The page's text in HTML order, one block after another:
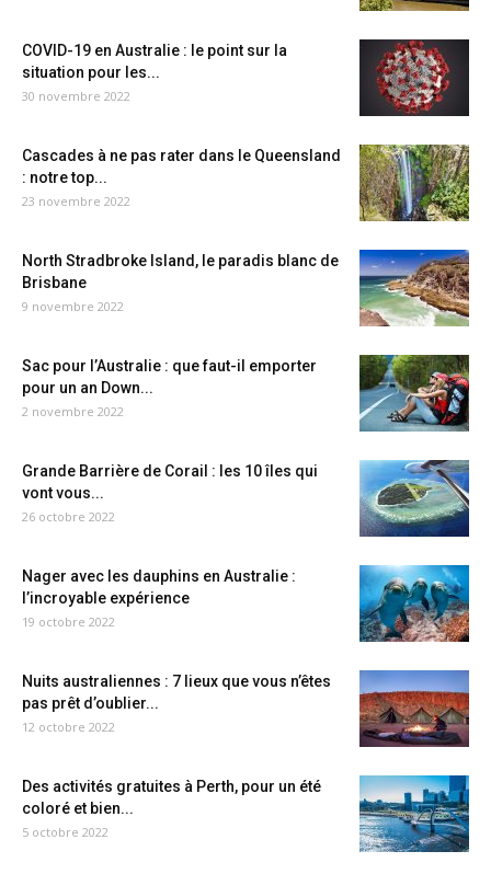
COVID-19 en Australie : le point sur la
situation pour les...
30 novembre 2022
Cascades à ne pas rater dans le Queensland
: notre top...
23 novembre 2022
North Stradbroke Island, le paradis blanc de
Brisbane
9 novembre 2022
Sac pour l’Australie : que faut-il emporter
pour un an Down...
2 novembre 2022
Grande Barrière de Corail : les 10 îles qui
vont vous...
26 octobre 2022
Nager avec les dauphins en Australie :
l’incroyable expérience
19 octobre 2022
Nuits australiennes : 7 lieux que vous n’êtes
pas prêt d’oublier...
12 octobre 2022
Des activités gratuites à Perth, pour un été
coloré et bien...
5 octobre 2022